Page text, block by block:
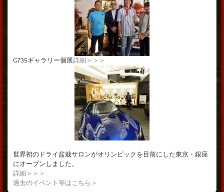
G735ギャラリー個展詳細＞＞＞
世界初のドライ盆栽サロンがオリンピックを目前にした東京・銀座
にオープンしました。
詳細＞＞＞
過去のイベント等はこちら＞